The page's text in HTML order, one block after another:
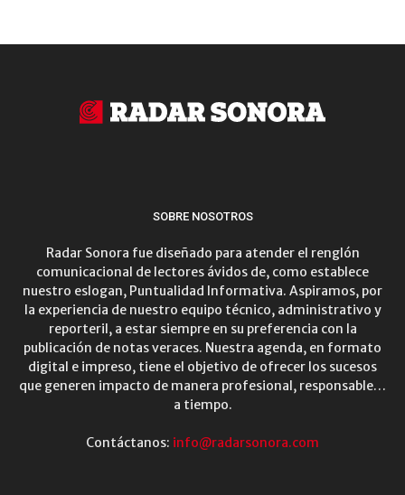
SOBRE NOSOTROS
Radar Sonora fue diseñado para atender el renglón
comunicacional de lectores ávidos de, como establece
nuestro eslogan, Puntualidad Informativa. Aspiramos, por
la experiencia de nuestro equipo técnico, administrativo y
reporteril, a estar siempre en su preferencia con la
publicación de notas veraces. Nuestra agenda, en formato
digital e impreso, tiene el objetivo de ofrecer los sucesos
que generen impacto de manera profesional, responsable…
a tiempo.
Contáctanos: info@radarsonora.com